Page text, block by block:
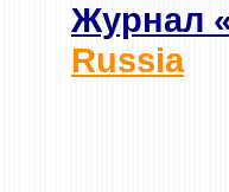
Журнал
Russia